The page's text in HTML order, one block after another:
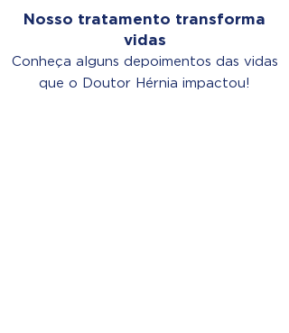
Nosso tratamento transforma
vidas
Conheça alguns depoimentos das vidas
que o Doutor Hérnia impactou!